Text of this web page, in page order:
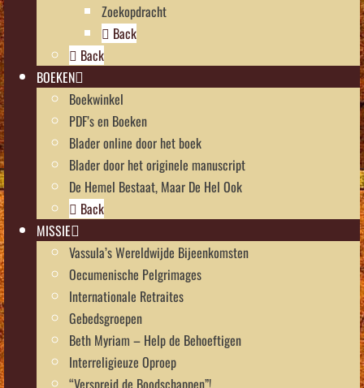
Zoekopdracht
Back
Back
BOEKEN
Boekwinkel
PDF’s en Boeken
Blader online door het boek
Blader door het originele manuscript
De Hemel Bestaat, Maar De Hel Ook
Back
MISSIE
Vassula’s Wereldwijde Bijeenkomsten
Oecumenische Pelgrimages
Internationale Retraites
Gebedsgroepen
Beth Myriam – Help de Behoeftigen
Interreligieuze Oproep
“Verspreid de Boodschappen”!